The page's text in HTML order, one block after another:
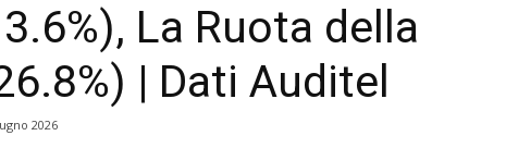
La Ruota della
| Dati Auditel
2026